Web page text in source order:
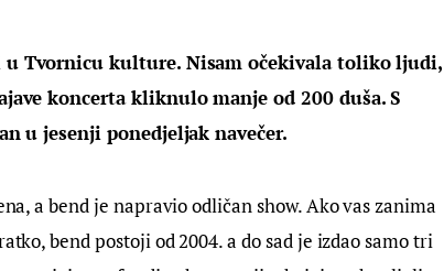
u Tvornicu kulture. Nisam očekivala toliko ljudi,
koncerta kliknulo manje od 200 duša. S
u jesenji ponedjeljak navečer.
a bend je napravio odličan show. Ako vas zanima
bend postoji od 2004. a do sad je izdao samo tri